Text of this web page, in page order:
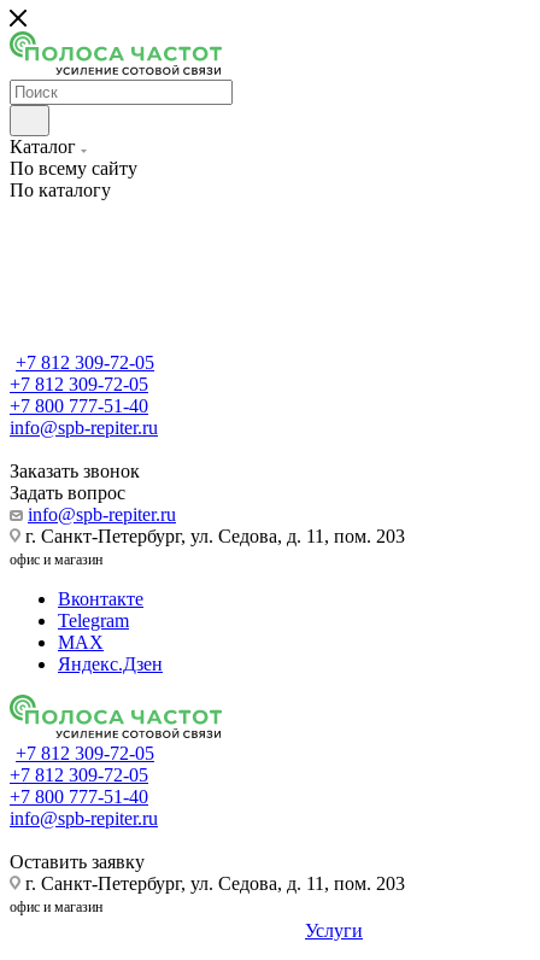
Каталог
По всему сайту
По каталогу
+7 812 309-72-05
+7 812 309-72-05
+7 800 777-51-40
info@spb-repiter.ru
Заказать звонок
Задать вопрос
info@spb-repiter.ru
г. Санкт-Петербург, ул. Седова, д. 11, пом. 203
офис и магазин
Вконтакте
Telegram
MAX
Яндекс.Дзен
+7 812 309-72-05
+7 812 309-72-05
+7 800 777-51-40
info@spb-repiter.ru
Оставить заявку
г. Санкт-Петербург, ул. Седова, д. 11, пом. 203
офис и магазин
Услуги